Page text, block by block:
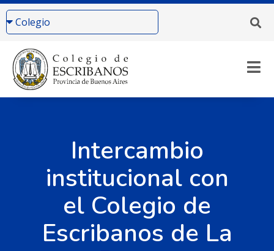
Intercambio
institucional con
el Colegio de
Escribanos de La